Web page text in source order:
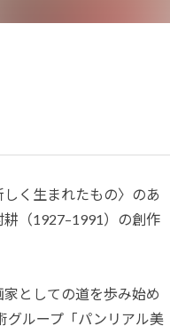
く生まれたもの〉のあ
（1927–1991）の創作
としての道を歩み始め
グループ「パンリアル美